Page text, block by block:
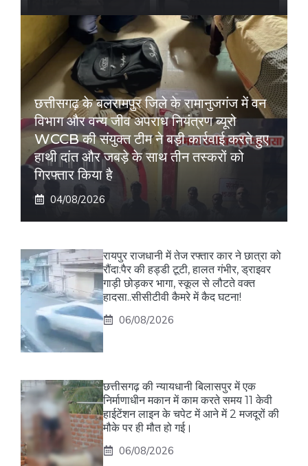
छत्तीसगढ़ के बलरामपुर जिले के रामानुजगंज में वन
विभाग और वन्य जीव अपराध नियंत्रण ब्यूरो
WCCB की संयुक्त टीम ने बड़ी कार्रवाई करते हुए
हाथी दांत और जबड़े के साथ तीन तस्करों को
गिरफ्तार किया है
04/08/2026
रायपुर राजधानी में तेज रफ्तार कार ने छात्रा को
रौंदा:पैर की हड्डी टूटी, हालत गंभीर, ड्राइवर
गाड़ी छोड़कर भागा, स्कूल से लौटते वक्त
हादसा..सीसीटीवी कैमरे में कैद घटना!
06/08/2026
छत्तीसगढ़ की न्यायधानी बिलासपुर में एक
निर्माणाधीन मकान में काम करते समय 11 केवी
हाईटेंशन लाइन के चपेट में आने में 2 मजदूरों की
मौके पर ही मौत हो गई।
06/08/2026